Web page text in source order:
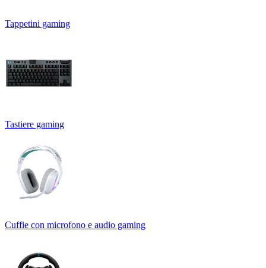
Tappetini gaming
Tastiere gaming
Cuffie con microfono e audio gaming